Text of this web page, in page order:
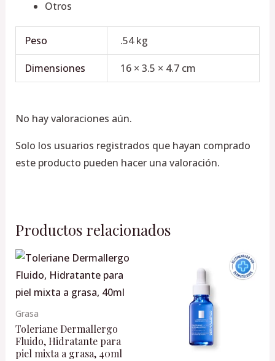
Otros
Peso .54 kg
Dimensiones 16 × 3.5 × 4.7 cm
No hay valoraciones aún.
Solo los usuarios registrados que hayan comprado
este producto pueden hacer una valoración.
Productos relacionados
Grasa
Toleriane Dermallergo
Fluido, Hidratante para
piel mixta a grasa, 40ml